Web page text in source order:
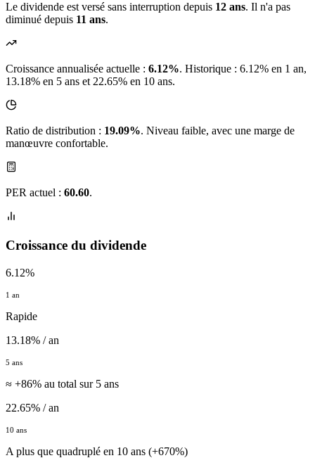
Le dividende est versé sans interruption depuis 12 ans. Il n'a pas
diminué depuis 11 ans.
Croissance annualisée actuelle : 6.12%. Historique : 6.12% en 1 an,
13.18% en 5 ans et 22.65% en 10 ans.
Ratio de distribution : 19.09%. Niveau faible, avec une marge de
manœuvre confortable.
PER actuel : 60.60.
Croissance du dividende
6.12%
1 an
Rapide
13.18% / an
5 ans
≈ +86% au total sur 5 ans
22.65% / an
10 ans
A plus que quadruplé en 10 ans (+670%)